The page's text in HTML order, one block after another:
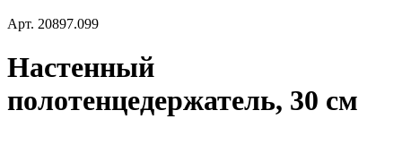
Арт. 20897.099
Настенный
полотенцедержатель, 30 см